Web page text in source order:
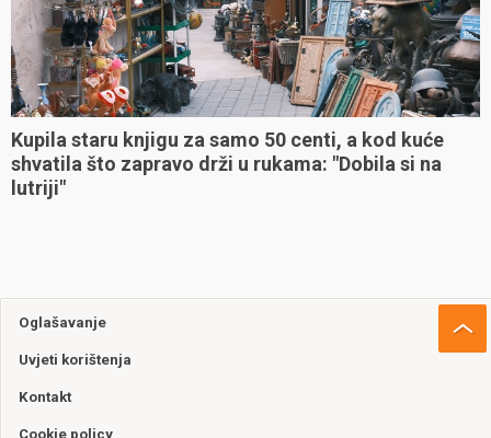
Kupila staru knjigu za samo 50 centi, a kod kuće
shvatila što zapravo drži u rukama: "Dobila si na
lutriji"
Oglašavanje
Uvjeti korištenja
Kontakt
Cookie policy